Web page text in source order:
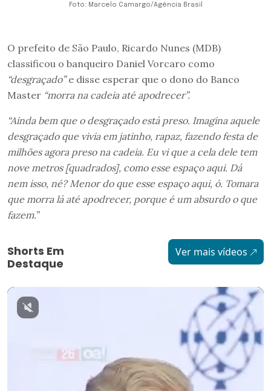
Foto: Marcelo Camargo/Agência Brasil
O prefeito de São Paulo, Ricardo Nunes (MDB)
classificou o banqueiro Daniel Vorcaro como
“desgraçado”e disse esperar que o dono do Banco
Master “morra na cadeia até apodrecer”.
“Ainda bem que o desgraçado está preso. Imagina aquele
desgraçado que vivia em jatinho, rapaz, fazendo festa de
milhões agora preso na cadeia. Eu vi que a cela dele tem
nove metros [quadrados], como esse espaço aqui. Dá
nem isso, né? Menor do que esse espaço aqui, ó. Tomara
que morra lá até apodrecer, porque é um absurdo o que
fazem.”
Shorts Em
Destaque
Ver mais vídeos